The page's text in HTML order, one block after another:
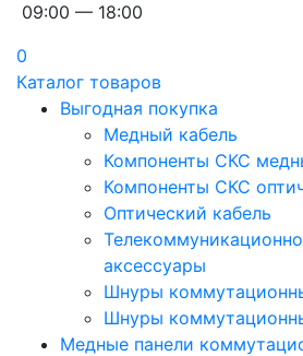
09:00 — 18:00
0
Каталог товаров
Выгодная покупка
Медный кабель
Компоненты СКС
Компоненты СКС
Оптический кабель
аксессуары
Шнуры
Шнуры
Медные панели